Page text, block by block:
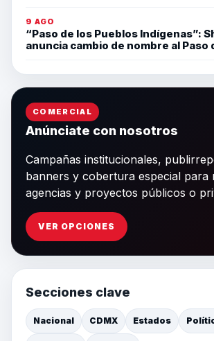
9 AGO
“Paso de los Pueblos Indígenas”:
anuncia cambio de nombre al Paso
COMERCIAL
Anúnciate con nosotros
Campañas institucionales,
banners y cobertura especial para
agencias y proyectos públicos o
VER OPCIONES
Secciones clave
Nacional CDMX Estados